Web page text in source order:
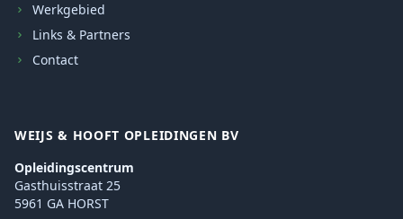
Werkgebied
Links & Partners
Contact
WEIJS & HOOFT OPLEIDINGEN BV
Opleidingscentrum
Gasthuisstraat 25
5961 GA HORST